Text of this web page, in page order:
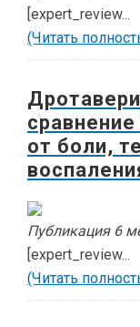
[expert_review...
(Читать
от боли,
Публикация 6
[expert_review...
(Читать